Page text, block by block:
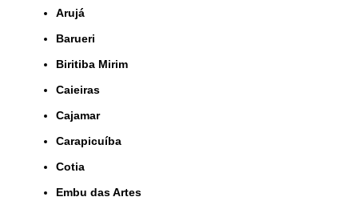
Arujá
Barueri
Biritiba Mirim
Caieiras
Cajamar
Carapicuíba
Cotia
Embu das Artes